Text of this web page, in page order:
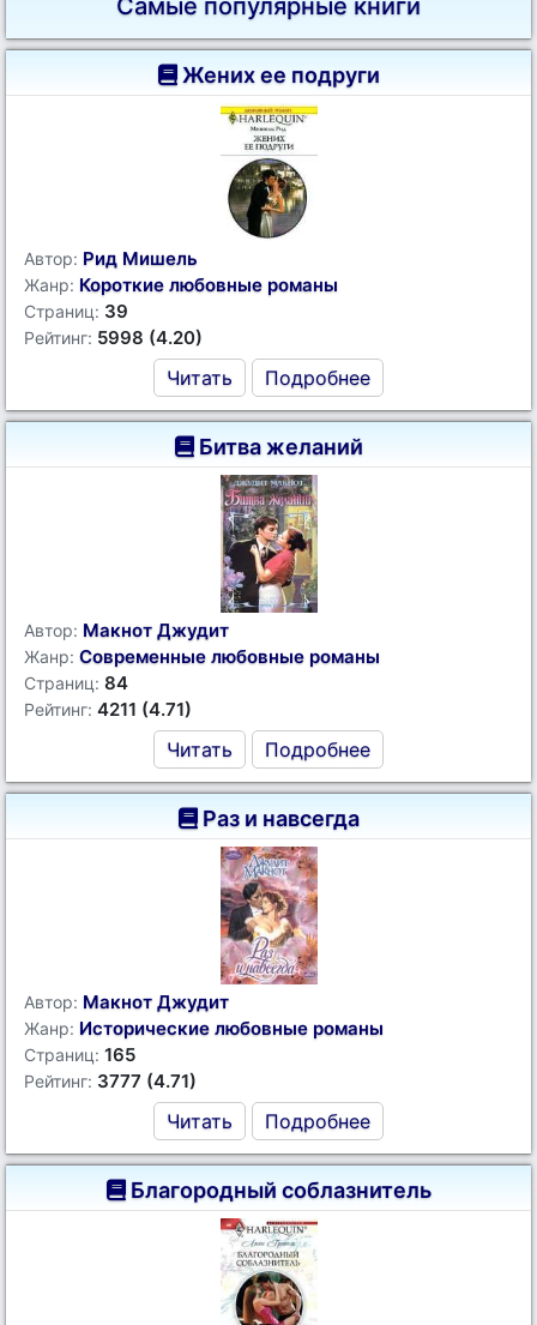
Самые популярные книги
Жених ее подруги
Автор: Рид Мишель
Жанр: Короткие любовные романы
Страниц: 39
Рейтинг: 5998 (4.20)
Читать Подробнее
Битва желаний
Автор: Макнот Джудит
Жанр: Современные любовные романы
Страниц: 84
Рейтинг: 4211 (4.71)
Читать Подробнее
Раз и навсегда
Автор: Макнот Джудит
Жанр: Исторические любовные романы
Страниц: 165
Рейтинг: 3777 (4.71)
Читать Подробнее
Благородный соблазнитель